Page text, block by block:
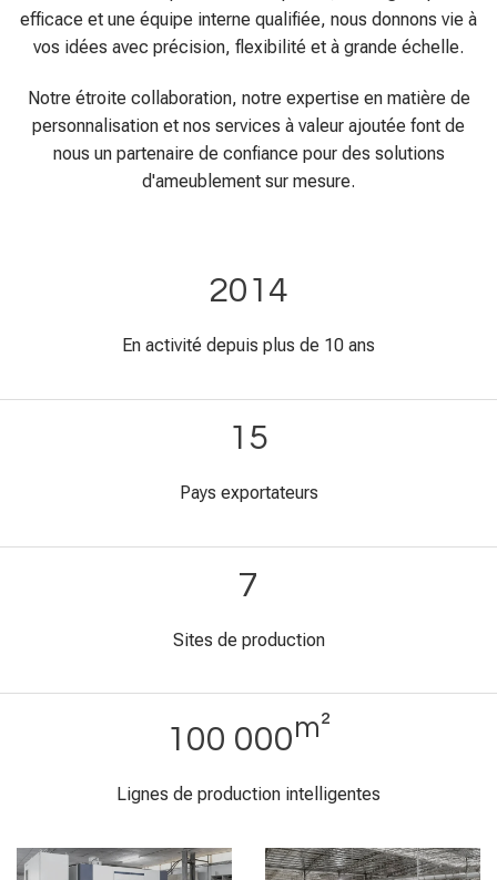
Notre étroite collaboration, notre expertise en matière de
personnalisation et nos services à valeur ajoutée font de
d'ameublement sur mesure.
15
Pays exportateurs
7
Sites de production
100 000m²
Lignes de production intelligentes